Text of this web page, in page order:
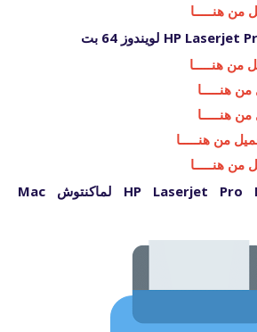
من هنـــــا
من هنـــــا
هنـــــا
هنـــــا
من هنـــــا
من هنـــــا
تعريف طابعة HP Laserjet Pro M401 لماكنتوش Mac